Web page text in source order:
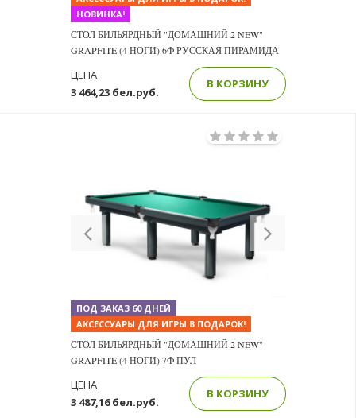
НОВИНКА!
СТОЛ БИЛЬЯРДНЫЙ "ДОМАШНИЙ 2 NEW"
GRAPFITE (4 НОГИ) 6Ф РУССКАЯ ПИРАМИДА
3 464,23 бел.руб.
ЦЕНА
В КОРЗИНУ
Previous
ПОД ЗАКАЗ 60 ДНЕЙ
АКСЕССУАРЫ ДЛЯ ИГРЫ В ПОДАРОК!
СТОЛ БИЛЬЯРДНЫЙ "ДОМАШНИЙ 2 NEW"
GRAPFITE (4 НОГИ) 7Ф ПУЛ
3 487,16 бел.руб.
ЦЕНА
В КОРЗИНУ